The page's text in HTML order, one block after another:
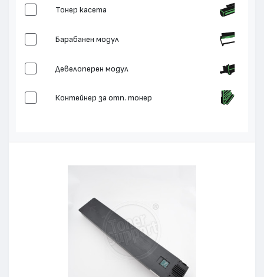
Тонер касета
Барабанен модул
Девелоперен модул
Контейнер за отп. тонер